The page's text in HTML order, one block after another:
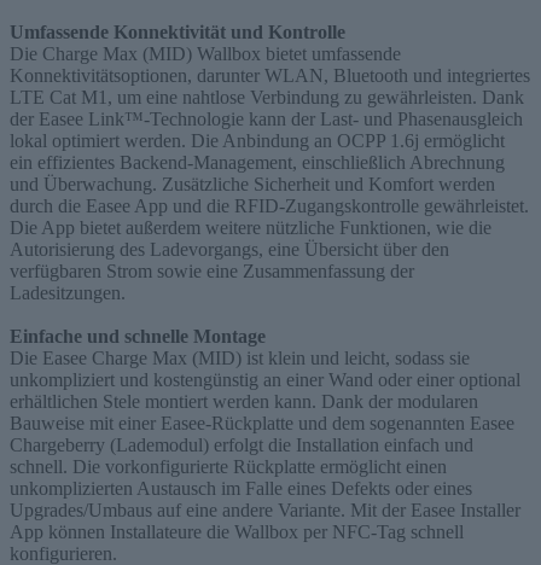
Umfassende Konnektivität und Kontrolle
Die Charge Max (MID) Wallbox bietet umfassende
Konnektivitätsoptionen, darunter WLAN, Bluetooth und integriertes
LTE Cat M1, um eine nahtlose Verbindung zu gewährleisten. Dank
der Easee Link™-Technologie kann der Last- und Phasenausgleich
lokal optimiert werden. Die Anbindung an OCPP 1.6j ermöglicht
ein effizientes Backend-Management, einschließlich Abrechnung
und Überwachung. Zusätzliche Sicherheit und Komfort werden
durch die Easee App und die RFID-Zugangskontrolle gewährleistet.
Die App bietet außerdem weitere nützliche Funktionen, wie die
Autorisierung des Ladevorgangs, eine Übersicht über den
verfügbaren Strom sowie eine Zusammenfassung der
Ladesitzungen.
Einfache und schnelle Montage
Die Easee Charge Max (MID) ist klein und leicht, sodass sie
unkompliziert und kostengünstig an einer Wand oder einer optional
erhältlichen Stele montiert werden kann. Dank der modularen
Bauweise mit einer Easee-Rückplatte und dem sogenannten Easee
Chargeberry (Lademodul) erfolgt die Installation einfach und
schnell. Die vorkonfigurierte Rückplatte ermöglicht einen
unkomplizierten Austausch im Falle eines Defekts oder eines
Upgrades/Umbaus auf eine andere Variante. Mit der Easee Installer
App können Installateure die Wallbox per NFC-Tag schnell
konfigurieren.